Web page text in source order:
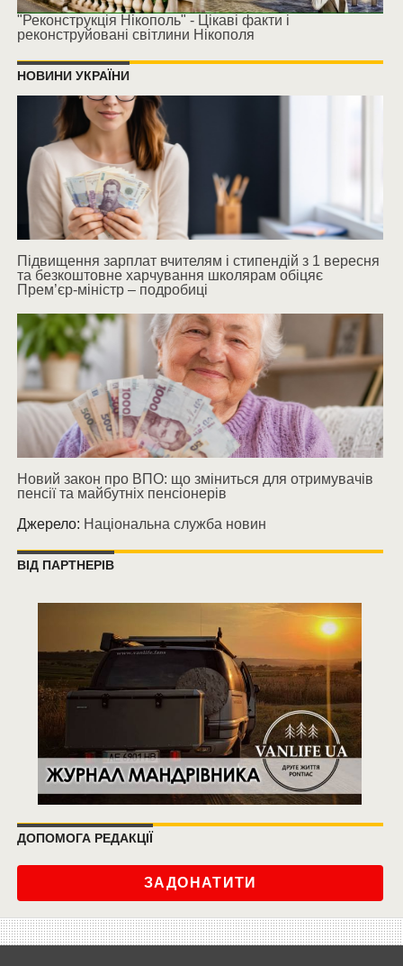
"Реконструкція Нікополь" - Цікаві факти і
реконструйовані світлини Нікополя
НОВИНИ УКРАЇНИ
Підвищення зарплат вчителям і стипендій з 1 вересня
та безкоштовне харчування школярам обіцяє
Прем’єр-міністр – подробиці
Новий закон про ВПО: що зміниться для отримувачів
пенсії та майбутніх пенсіонерів
Джерело: Національна служба новин
ВІД ПАРТНЕРІВ
ДОПОМОГА РЕДАКЦІЇ
ЗАДОНАТИТИ